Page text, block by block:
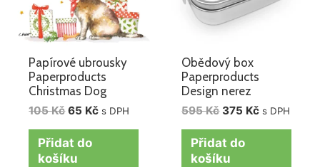
Papírové ubrousky
Paperproducts
Christmas Dog
105Kč 65 Kč s DPH
Přidat do
košíku
Obědový box
Paperproducts
Design nerez
595Kč 375 Kč s DPH
Přidat do
košíku